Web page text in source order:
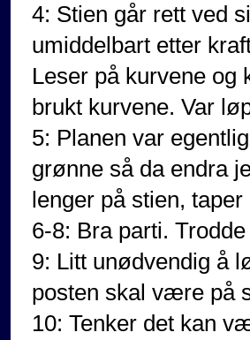
4: Stien går rett ved
umiddelbart etter
Leser på kurvene og
brukt kurvene. Var
5: Planen var
grønne så da endra
lenger på stien,
6-8: Bra parti.
9: Litt unødvendig å
posten skal være på
10: Tenker det kan